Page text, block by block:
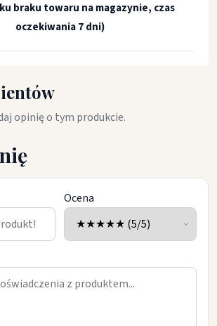
braku towaru na magazynie, czas
oczekiwania 7 dni)
opinię o tym produkcie.
Ocena